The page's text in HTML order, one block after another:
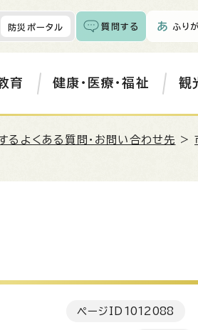
防災ポータル 質問する ふり
育 健康・医療・福祉 観
るよくある質問・お問い合わせ先 >
ページID 1012088